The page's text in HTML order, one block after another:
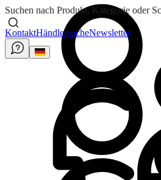
Suchen nach Produkt, Kategorie oder
KontaktHändlersucheNewsletter